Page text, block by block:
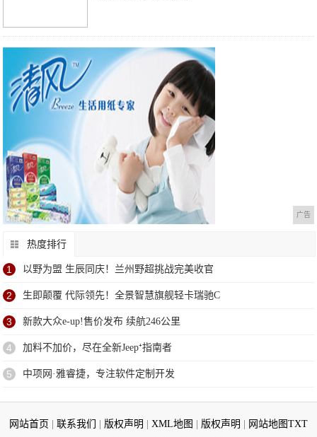
广告
热度排行
1 以野为盟 生辰同庆！兰州野超挑战完美收官
2 生即颠覆 代际领先！全景智慧旗舰轻卡瑞驰C
3 新款大众e-up!售价发布 续航246公里
4 加料不加价，尽在全新Jeep⁺指南者
5 中项网·雅睿捷，专注软件定制开发
网站首页 联系我们 版权声明 XML地图 版权声明 网站地图TXT